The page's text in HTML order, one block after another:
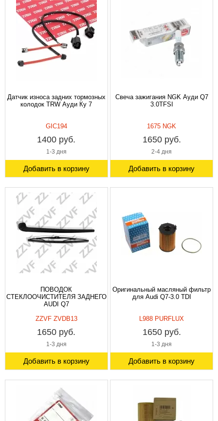
Датчик износа задних тормозных
колодок TRW Ауди Ку 7
GIC194
1400 руб.
1-3 дня
Добавить в корзину
Свеча зажигания NGK Ауди Q7
3.0TFSI
1675 NGK
1650 руб.
2-4 дня
Добавить в корзину
ПОВОДОК
СТЕКЛООЧИСТИТЕЛЯ ЗАДНЕГО
AUDI Q7
ZZVF ZVDB13
1650 руб.
1-3 дня
Добавить в корзину
Оригинальный масляный фильтр
для Audi Q7-3.0 TDI
L988 PURFLUX
1650 руб.
1-3 дня
Добавить в корзину